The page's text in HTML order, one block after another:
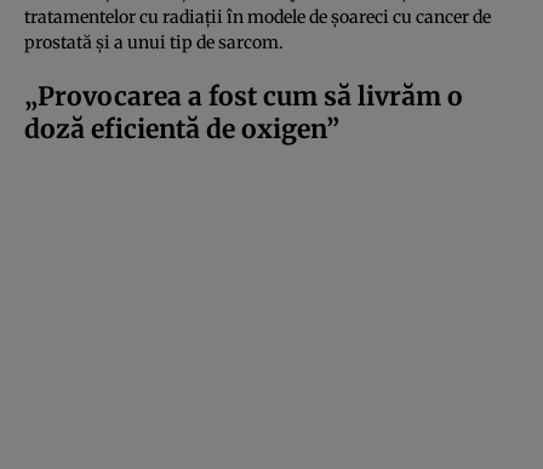
tratamentelor cu radiații în modele de șoareci cu cancer de
prostată și a unui tip de sarcom.
„Provocarea a fost cum să livrăm o
doză eficientă de oxigen”